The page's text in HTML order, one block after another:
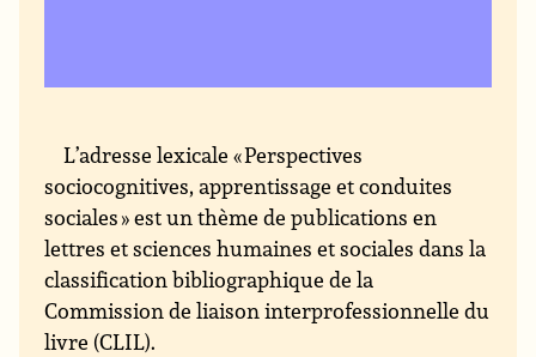
L’adresse lexicale « Perspectives
sociocognitives, apprentissage et conduites
sociales » est un thème de publications en
lettres et sciences humaines et sociales dans la
classification bibliographique de la
Commission de liaison interprofessionnelle du
livre (CLIL).